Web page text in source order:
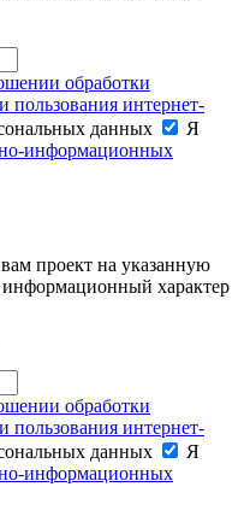
обработки
пользования интернет-
данных
Я
информационных
проект на указанную
информационный характер
обработки
пользования интернет-
данных
Я
информационных